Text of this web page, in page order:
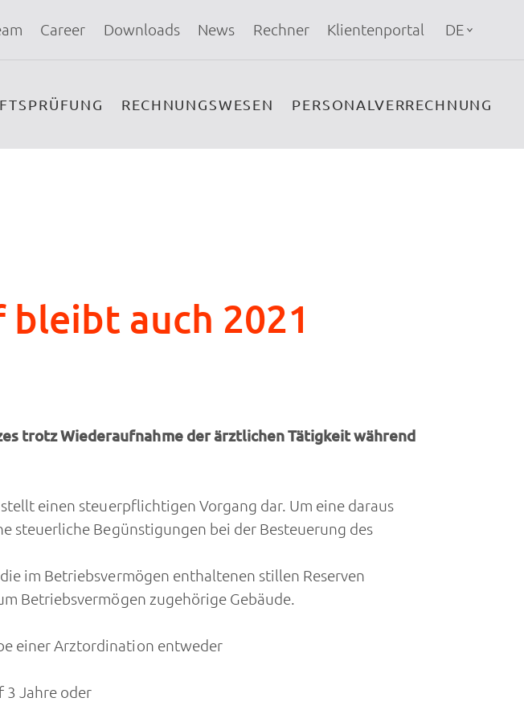
Career Downloads News Rechner Klientenportal DE
RECHNUNGSWESEN PERSONALVERRECHNUNG
auch 2021
trotz Wiederaufnahme der ärztlichen Tätigkeit während
einen steuerpflichtigen Vorgang dar. Um eine daraus
steuerliche Begünstigungen bei der Besteuerung des
im Betriebsvermögen enthaltenen stillen Reserven
Betriebsvermögen zugehörige Gebäude.
einer Arztordination entweder
3 Jahre oder